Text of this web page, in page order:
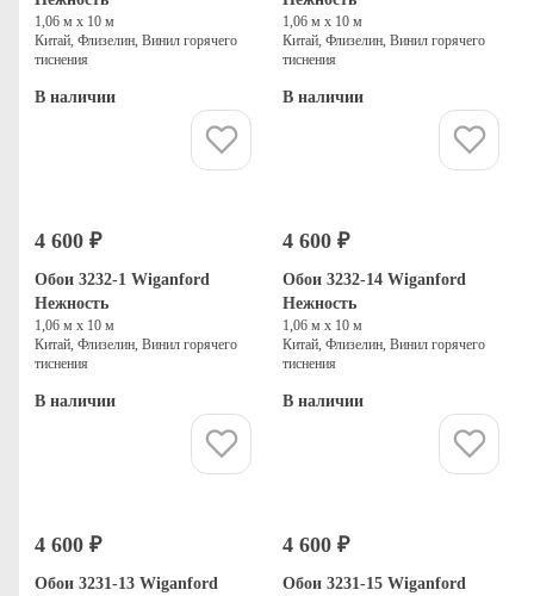
1,06 м х 10 м
Китай, Флизелин, Винил горячего
тиснения
В наличии
1,06 м х 10 м
Китай, Флизелин, Винил горячего
тиснения
В наличии
4 600 ₽
Обои 3232-1 Wiganford
Нежность
1,06 м х 10 м
Китай, Флизелин, Винил горячего
тиснения
В наличии
4 600 ₽
Обои 3232-14 Wiganford
Нежность
1,06 м х 10 м
Китай, Флизелин, Винил горячего
тиснения
В наличии
4 600 ₽
Обои 3231-13 Wiganford
4 600 ₽
Обои 3231-15 Wiganford